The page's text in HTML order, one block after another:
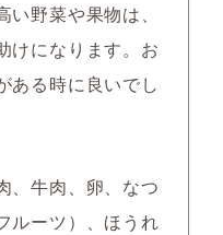
野菜や果物は、
けになります。お
ある時に良いでし
、牛肉、卵、なつ
ルーツ）、ほうれ